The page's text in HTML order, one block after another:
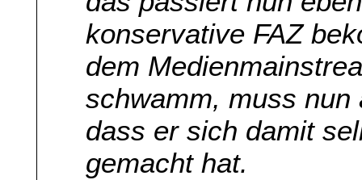
konservative FAZ
dem
schwamm, muss nun
dass er sich damit
gemacht hat.